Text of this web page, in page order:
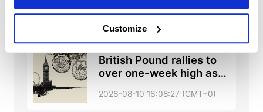
Customize
$67.17
2026-08-10 16:11:13 (GMT+0)
British Pound rallies to
over one-week high as
hammer Yen
2026-08-10 16:08:27 (GMT+0)